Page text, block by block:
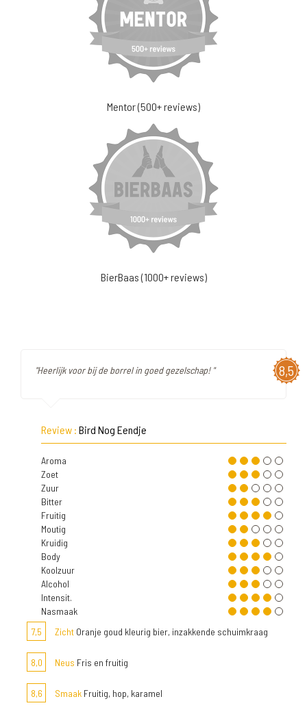
Mentor (500+ reviews)
BierBaas (1000+ reviews)
8,5
"Heerlijk voor bij de borrel in goed gezelschap! "
Review : Bird Nog Eendje
Aroma
Zoet
Zuur
Bitter
Fruitig
Moutig
Kruidig
Body
Koolzuur
Alcohol
Intensit.
Nasmaak
7,5
Zicht Oranje goud kleurig bier, inzakkende schuimkraag
8,0 Neus Fris en fruitig
8,6 Smaak Fruitig, hop, karamel